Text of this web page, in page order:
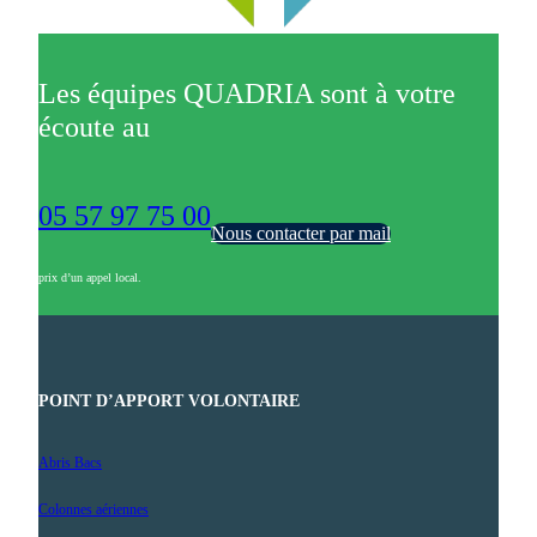
Les équipes QUADRIA sont à votre
écoute au
05 57 97 75 00
prix d’un appel local.
Nous contacter par mail
POINT D’APPORT VOLONTAIRE
Abris Bacs
Colonnes aériennes